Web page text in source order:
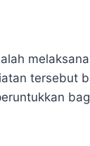
tersebut